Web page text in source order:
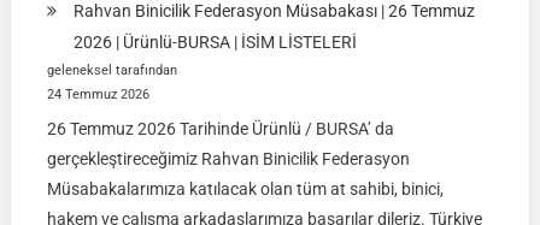
Rahvan Binicilik Federasyon Müsabakası | 26 Temmuz
2026 | Ürünlü-BURSA | İSİM LİSTELERİ
geleneksel tarafından
24 Temmuz 2026
26 Temmuz 2026 Tarihinde Ürünlü / BURSA’ da
gerçekleştireceğimiz Rahvan Binicilik Federasyon
Müsabakalarımıza katılacak olan tüm at sahibi, binici,
hakem ve çalışma arkadaşlarımıza başarılar dileriz. Türkiye